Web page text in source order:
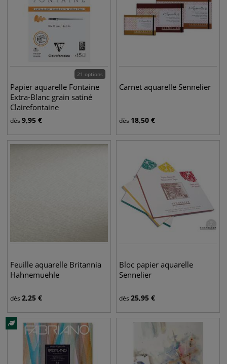
21 options
Papier aquarelle Fontaine
Extra-Blanc grain satiné
Clairefontaine
dès 9,95 €
Carnet aquarelle Sennelier
dès 18,50 €
Feuille aquarelle Britannia
Hahnemuehle
dès 2,25 €
Bloc papier aquarelle
Sennelier
dès 25,95 €